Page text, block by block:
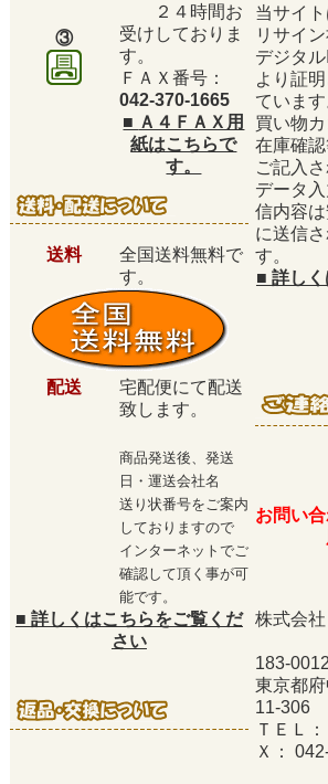
③
２４時間お
受けしておりま
す。
ＦＡＸ番号：
042-370-1665
当サイ
リサイ
デジタ
より証
ていま
買い物カ
在庫確
ご記入
データ
信内容
に送信さ
す。
■ 詳し
■ Ａ４ＦＡＸ用
紙はこちらで
す。
送料
全国送料無料で
す。
配送
宅配便にて配送
致します。
商品発送後、発送
日・運送会社名
送り状番号をご案内
しておりますので
インターネットでご
確認して頂く事が可
能です。
お問い
■ 詳しくはこちらをご覧くだ
さい
株式会
183-0012
東京都
11-306
ＴＥＬ
Ｘ：